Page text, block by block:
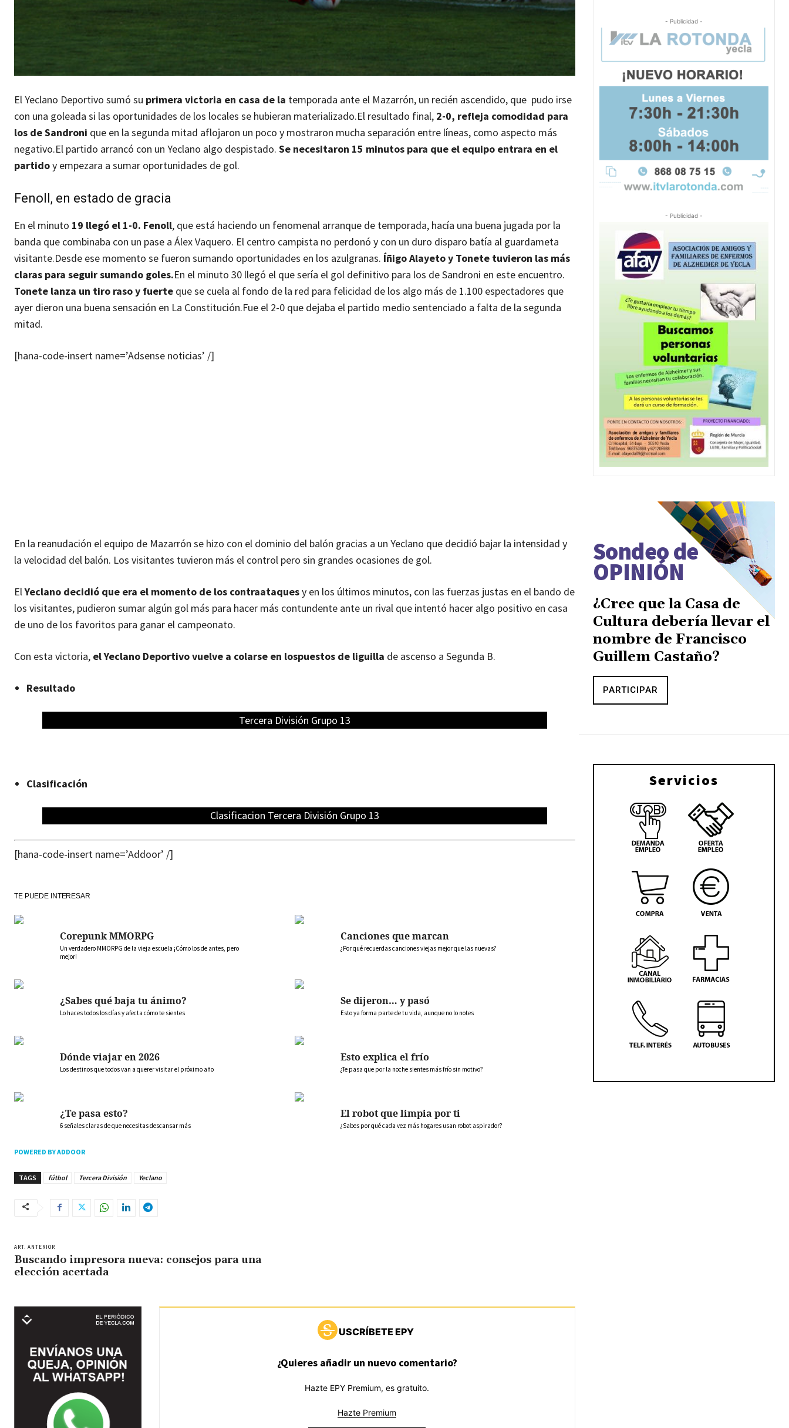
El Yeclano Deportivo sumó su primera victoria en casa de la temporada ante el Mazarrón, un recién ascendido, que pudo irse
con una goleada si las oportunidades de los locales se hubieran materializado.El resultado final, 2-0, refleja comodidad para
los de Sandroni que en la segunda mitad aflojaron un poco y mostraron mucha separación entre líneas, como aspecto más
negativo.El partido arrancó con un Yeclano algo despistado. Se necesitaron 15 minutos para que el equipo entrara en el
partidoy empezara a sumar oportunidades de gol.
Fenoll, en estado de gracia
En el minuto 19 llegó el 1-0. Fenoll, que está haciendo un fenomenal arranque de temporada, hacía una buena jugada por la
banda que combinaba con un pase a Álex Vaquero. El centro campista no perdonó y con un duro disparo batía al guardameta
visitante.Desde ese momento se fueron sumando oportunidades en los azulgranas. Íñigo Alayeto y Tonete tuvieron las más
claras para seguir sumando goles.En el minuto 30 llegó el que sería el gol definitivo para los de Sandroni en este encuentro.
Tonete lanza un tiro raso y fuerte que se cuela al fondo de la red para felicidad de los algo más de 1.100 espectadores que
ayer dieron una buena sensación en La Constitución.Fue el 2-0 que dejaba el partido medio sentenciado a falta de la segunda
mitad.
[hana-code-insert name=’Adsense noticias’ /]
En la reanudación el equipo de Mazarrón se hizo con el dominio del balón gracias a un Yeclano que decidió bajar la intensidad y
la velocidad del balón. Los visitantes tuvieron más el control pero sin grandes ocasiones de gol.
ElYeclano decidió que era el momento de los contraataquesy en los últimos minutos, con las fuerzas justas en el bando de
los visitantes, pudieron sumar algún gol más para hacer más contundente ante un rival que intentó hacer algo positivo en casa
de uno de los favoritos para ganar el campeonato.
Con esta victoria, el Yeclano Deportivo vuelve a colarse en lospuestos de liguilla de ascenso a Segunda B.
Resultado
Tercera División Grupo 13
Clasificación
Clasificacion Tercera División Grupo 13
[hana-code-insert name=’Addoor’ /]
TE PUEDE INTERESAR
Corepunk MMORPG
Un verdadero MMORPG de la vieja escuela ¡Cómo los de antes, pero
mejor!
Canciones que marcan
¿Por qué recuerdas canciones viejas mejor que las nuevas?
¿Sabes qué baja tu ánimo?
Lo haces todos los días y afecta cómo te sientes
Se dijeron… y pasó
Esto ya forma parte de tu vida, aunque no lo notes
Dónde viajar en 2026
Los destinos que todos van a querer visitar el próximo año
Esto explica el frío
¿Te pasa que por la noche sientes más frío sin motivo?
¿Te pasa esto?
6 señales claras de que necesitas descansar más
El robot que limpia por ti
¿Sabes por qué cada vez más hogares usan robot aspirador?
POWERED BY ADDOOR
TAGS fútbol Tercera División Yeclano
ART. ANTERIOR
Buscando impresora nueva: consejos para una
elección acertada
USCRÍBETE EPY
¿Quieres añadir un nuevo comentario?
Hazte EPY Premium, es gratuito.
Hazte Premium
- Publicidad -
- Publicidad -
Sondeo de
OPINIÓN
¿Cree que la Casa de
Cultura debería llevar el
nombre de Francisco
Guillem Castaño?
PARTICIPAR
Servicios